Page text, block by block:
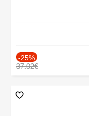
-25%
37.02€